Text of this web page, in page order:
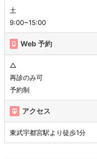
土
9:00~15:00
Web 予約
△
再診のみ可
予約制
アクセス
東武宇都宮駅より徒歩1分